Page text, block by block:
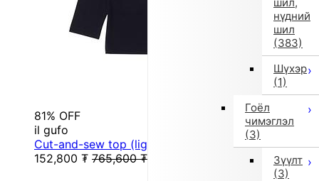
нүдний
шил
(383)
Шүхэр
(1)
Гоёл
чимэглэл
(3)
Зүүлт
(3)
81% OFF
il gufo
Cut-and-sew top (lightweight) / Cut-and-sew top...
152,800 ₮ 765,600 ₮